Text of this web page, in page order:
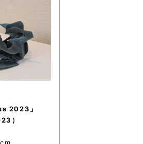
2023」
）